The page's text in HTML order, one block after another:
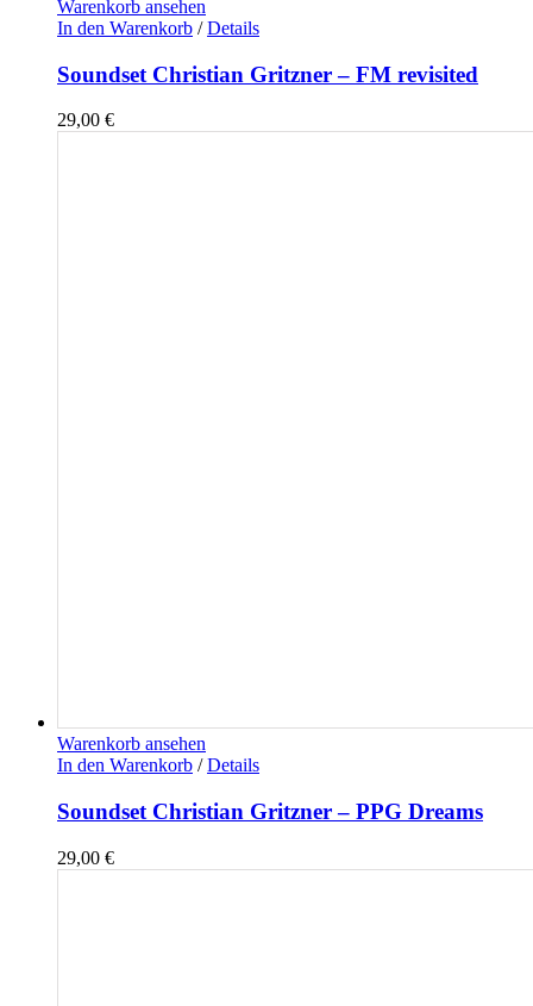
Warenkorb ansehen
In den Warenkorb / Details
Soundset Christian Gritzner – FM revisited
29,00 €
Warenkorb ansehen
In den Warenkorb / Details
Soundset Christian Gritzner – PPG Dreams
29,00 €